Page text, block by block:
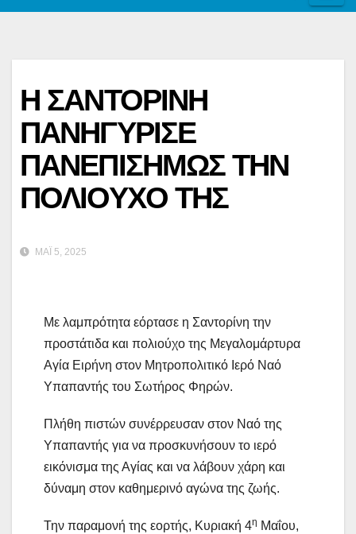
Η ΣΑΝΤΟΡΙΝΗ
ΠΑΝΗΓΥΡΙΣΕ
ΠΑΝΕΠΙΣΗΜΩΣ ΤΗΝ
ΠΟΛΙΟΥΧΟ ΤΗΣ
ΜΆΙ 5, 2025
Με λαμπρότητα εόρτασε η Σαντορίνη την
προστάτιδα και πολιούχο της Μεγαλομάρτυρα
Αγία Ειρήνη στον Μητροπολιτικό Ιερό Ναό
Υπαπαντής του Σωτήρος Φηρών.
Πλήθη πιστών συνέρρευσαν στον Ναό της
Υπαπαντής για να προσκυνήσουν το ιερό
εικόνισμα της Αγίας και να λάβουν χάρη και
δύναμη στον καθημερινό αγώνα της ζωής.
Την παραμονή της εορτής, Κυριακή 4η Μαΐου,